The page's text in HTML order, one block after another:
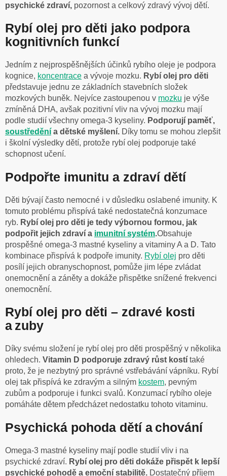
psychické zdraví, pozornost a celkový zdravý vývoj dětí.
Rybí olej pro děti jako podpora
kognitivních funkcí
Jedním z nejprospěšnějších účinků rybího oleje je podpora
kognice, koncentrace a vývoje mozku. Rybí olej pro děti
představuje jednu ze základních stavebních složek
mozkových buněk. Nejvíce zastoupenou v mozku je výše
zmíněná DHA, avšak pozitivní vliv na vývoj mozku mají
podle studií všechny omega-3 kyseliny. Podporují paměť,
soustředění a dětské myšlení. Díky tomu se mohou zlepšit
i školní výsledky dětí, protože rybí olej podporuje také
schopnost učení.
Podpořte imunitu a zdraví dětí
Děti bývají často nemocné i v důsledku oslabené imunity. K
tomuto problému přispívá také nedostatečná konzumace
ryb. Rybí olej pro děti je tedy výbornou formou, jak
podpořit jejich zdraví a imunitní systém.Obsahuje
prospěšné omega-3 mastné kyseliny a vitaminy A a D. Tato
kombinace přispívá k podpoře imunity. Rybí olej pro děti
posílí jejich obranyschopnost, pomůže jim lépe zvládat
onemocnění a záněty a dokáže přispětke snížené frekvenci
onemocnění.
Rybí olej pro děti – zdravé kosti
a zuby
Díky svému složení je rybí olej pro děti prospěšný v několika
ohledech. Vitamin D podporuje zdravý růst kostí také
proto, že je nezbytný pro správné vstřebávání vápníku. Rybí
olej tak přispívá ke zdravým a silným kostem, pevným
zubům a podporuje i funkci svalů. Konzumací rybího oleje
pomáháte dětem předcházet nedostatku tohoto vitaminu.
Psychická pohoda dětí a chování
Omega-3 mastné kyseliny mají podle studií vliv i na
psychické zdraví. Rybí olej pro děti dokáže přispět k lepší
psychické pohodě a emoční stabilitě. Dostatečný příjem